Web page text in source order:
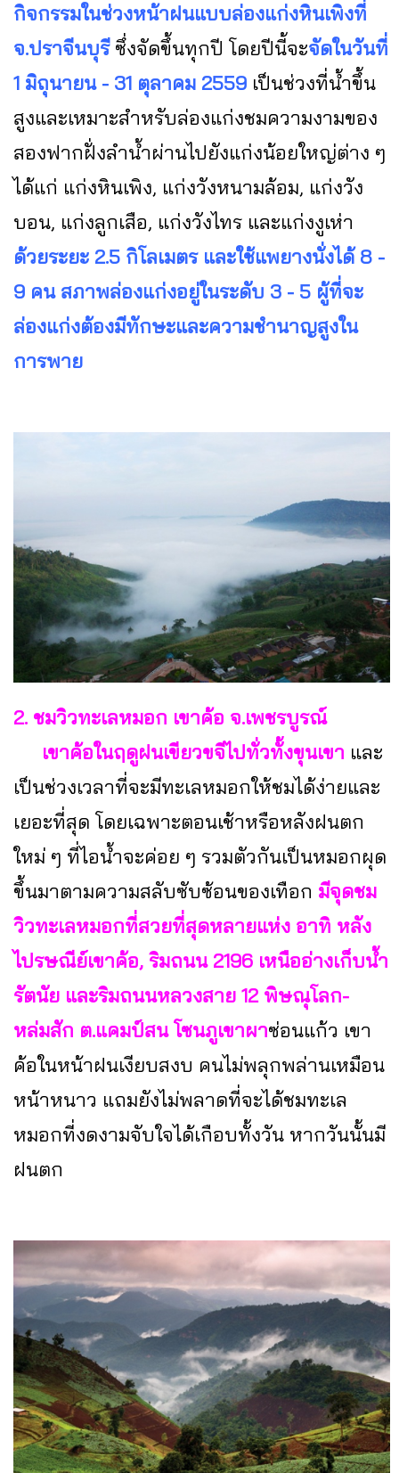
กิจกรรมในช่วงหน้าฝนแบบล่องแก่งหินเพิงที่
จ.ปราจีนบุรีซึ่งจัดขึ้นทุกปี โดยปีนี้จะจัดในวันที่
1 มิถุนายน - 31 ตุลาคม 2559 เป็นช่วงที่น้ำขึ้น
สูงและเหมาะสำหรับล่องแก่งชมความงามของ
สองฟากฝั่งลำน้ำผ่านไปยังแก่งน้อยใหญ่ต่าง ๆ
ได้แก่ แก่งหินเพิง, แก่งวังหนามล้อม, แก่งวัง
บอน, แก่งลูกเสือ, แก่งวังไทร และแก่งงูเห่า
ด้วยระยะ 2.5 กิโลเมตร และใช้แพยางนั่งได้ 8 -
9 คน สภาพล่องแก่งอยู่ในระดับ 3 - 5 ผู้ที่จะ
ล่องแก่งต้องมีทักษะและความชำนาญสูงใน
การพาย
2. ชมวิวทะเลหมอก เขาค้อ จ.เพชรบูรณ์
เขาค้อในฤดูฝนเขียวขจีไปทั่วทั้งขุนเขา และ
เป็นช่วงเวลาที่จะมีทะเลหมอกให้ชมได้ง่ายและ
เยอะที่สุด โดยเฉพาะตอนเช้าหรือหลังฝนตก
ใหม่ ๆ ที่ไอน้ำจะค่อย ๆ รวมตัวกันเป็นหมอกผุด
ขึ้นมาตามความสลับซับซ้อนของเทือก มีจุดชม
วิวทะเลหมอกที่สวยที่สุดหลายแห่ง อาทิ หลัง
ไปรษณีย์เขาค้อ, ริมถนน 2196 เหนืออ่างเก็บน้ำ
รัตนัย และริมถนนหลวงสาย 12 พิษณุโลก-
หล่มสัก ต.แคมป์สน โซนภูเขาผาซ่อนแก้ว เขา
ค้อในหน้าฝนเงียบสงบ คนไม่พลุกพล่านเหมือน
หน้าหนาว แถมยังไม่พลาดที่จะได้ชมทะเล
หมอกที่งดงามจับใจได้เกือบทั้งวัน หากวันนั้นมี
ฝนตก